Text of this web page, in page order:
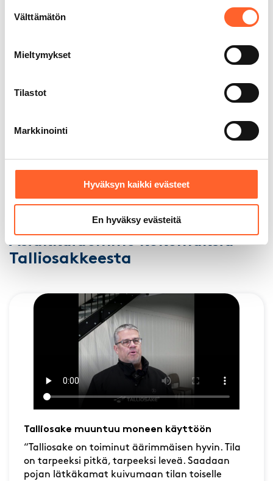
valinta
Välttämätön
Mieltymykset
Tilastot
Markkinointi
Hyväksyn kaikki evästeet
En hyväksy evästeitä
Kauppalehden Menestyjät
Asiakkaidemme kokemuksia
Talliosakkeesta
Talliosake muuntuu moneen käyttöön
“Talliosake on toiminut äärimmäisen hyvin. Tila
on tarpeeksi pitkä, tarpeeksi leveä. Saadaan
pojan lätkäkamat kuivumaan tilan toiselle